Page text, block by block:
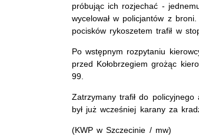
próbując ich rozjechać -
wycelował w policjantów z
pocisków rykoszetem trafił w
Po wstępnym rozpytaniu
przed Kołobrzegiem grożąc
99.
Zatrzymany trafił do
był już wcześniej karany za
(KWP w Szczecinie / mw)